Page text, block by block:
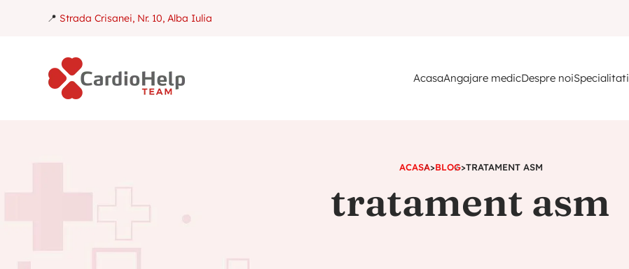
📍 Strada Crisanei, Nr. 10, Alba Iulia
AcasaAngajare medicDespre noiSpecialitati
ACASA>BLOG>TRATAMENT ASM
tratament asm